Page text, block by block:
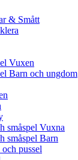
& Smått
Vuxen
Barn och ungdom
småspel Vuxna
småspel Barn
pussel